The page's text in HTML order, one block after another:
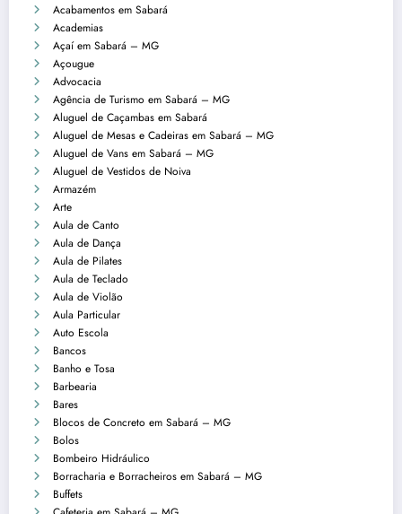
Acabamentos em Sabará
Academias
Açaí em Sabará – MG
Açougue
Advocacia
Agência de Turismo em Sabará – MG
Aluguel de Caçambas em Sabará
Aluguel de Mesas e Cadeiras em Sabará – MG
Aluguel de Vans em Sabará – MG
Aluguel de Vestidos de Noiva
Armazém
Arte
Aula de Canto
Aula de Dança
Aula de Pilates
Aula de Teclado
Aula de Violão
Aula Particular
Auto Escola
Bancos
Banho e Tosa
Barbearia
Bares
Blocos de Concreto em Sabará – MG
Bolos
Bombeiro Hidráulico
Borracharia e Borracheiros em Sabará – MG
Buffets